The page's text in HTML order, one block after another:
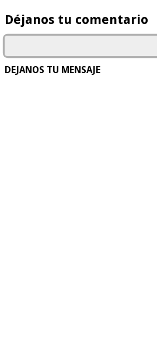
Déjanos tu comentario
DEJANOS TU MENSAJE